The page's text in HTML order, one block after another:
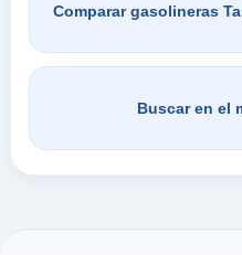
Comparar gasolineras
Buscar en el